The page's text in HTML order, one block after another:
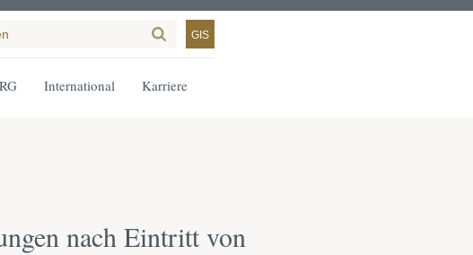
GIS
International Karriere
nach Eintritt von